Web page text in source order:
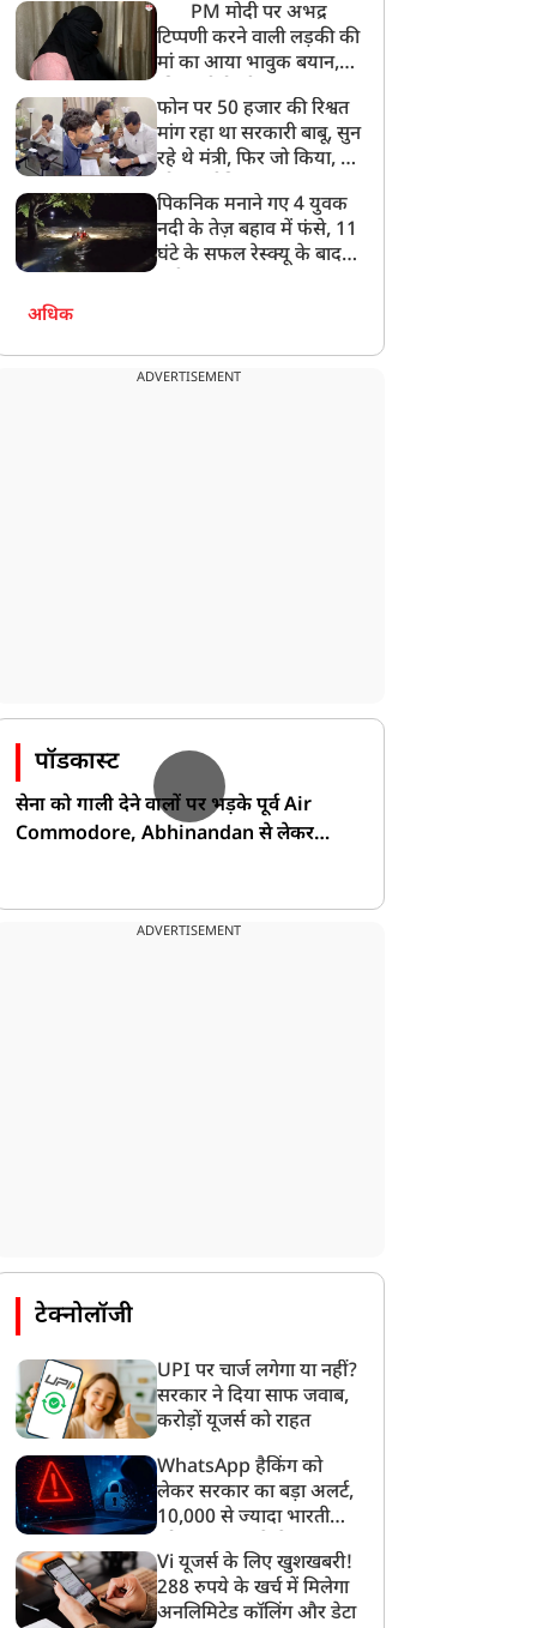
PM मोदी पर अभद्र
टिप्पणी करने वाली लड़की की
मां का आया भावुक बयान,
बेटी को गोद लें प्रधानमंत्री
फोन पर 50 हजार की रिश्वत
मांग रहा था सरकारी बाबू, सुन
रहे थे मंत्री, फिर जो किया, वो
पिकनिक मनाने गए 4 युवक
नदी के तेज़ बहाव में फंसे, 11
घंटे के सफल रेस्क्यू के बाद
अधिक
ADVERTISEMENT
पॉडकास्ट
सेना को गाली देने वालों पर भड़के पूर्व Air
Commodore, Abhinandan से लेकर
ADVERTISEMENT
टेक्नोलॉजी
UPI पर चार्ज लगेगा या नहीं?
सरकार ने दिया साफ जवाब,
करोड़ों यूजर्स को राहत
WhatsApp हैकिंग को
लेकर सरकार का बड़ा अलर्ट,
10,000 से ज्यादा भारतीयों
गया
Vi यूजर्स के लिए खुशखबरी!
288 रुपये के खर्च में मिलेगा
अनलिमिटेड कॉलिंग और डेटा